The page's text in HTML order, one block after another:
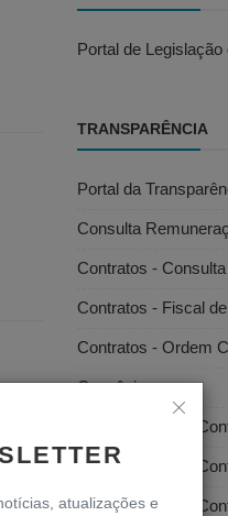
atualizações e
Portal de
TRANSPARÊNCIA
Portal da
Consulta
Contratos - Consulta
Contratos - Fiscal
Contratos - Ordem
Convênios
Demonstrações
Demonstrações
Demonstrações